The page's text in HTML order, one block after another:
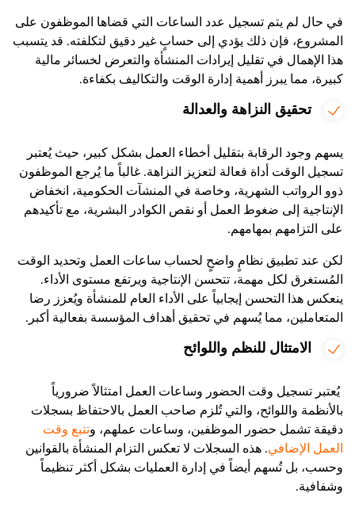
في حال لم يتم تسجيل عدد الساعات التي قضاها الموظفون على
المشروع، فإن ذلك يؤدي إلى حسابٍ غير دقيق لتكلفته. قد يتسبب
هذا الإهمال في تقليل إيرادات المنشأة والتعرض لخسائر مالية
كبيرة، مما يبرز أهمية إدارة الوقت والتكاليف بكفاءة.
تحقيق النزاهة والعدالة
يسهم وجود الرقابة بتقليل أخطاء العمل بشكل كبير، حيث يُعتبر
تسجيل الوقت أداة فعالة لتعزيز النزاهة. غالباً ما يُرجع الموظفون
ذوو الرواتب الشهرية، وخاصة في المنشآت الحكومية، انخفاض
الإنتاجية إلى ضغوط العمل أو نقص الكوادر البشرية، مع تأكيدهم
على التزامهم بمهامهم.
لكن عند تطبيق نظامٍ واضحٍ لحساب ساعات العمل وتحديد الوقت
المُستغرق لكل مهمة، تتحسن الإنتاجية ويرتفع مستوى الأداء.
ينعكس هذا التحسن إيجابياً على الأداء العام للمنشأة ويُعزز رضا
المتعاملين، مما يُسهم في تحقيق أهداف المؤسسة بفعالية أكبر.
الامتثال للنظم واللوائح
يُعتبر تسجيل وقت الحضور وساعات العمل امتثالاً ضرورياً
بالأنظمة واللوائح، والتي تُلزم صاحب العمل بالاحتفاظ بسجلات
دقيقة تشمل حضور الموظفين، وساعات عملهم، وتتبع وقت
العمل الإضافي. هذه السجلات لا تعكس التزام المنشأة بالقوانين
وحسب، بل تُسهم أيضاً في إدارة العمليات بشكل أكثر تنظيماً
وشفافية.